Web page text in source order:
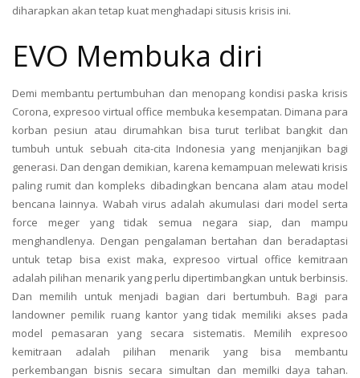
diharapkan akan tetap kuat menghadapi situsis krisis ini.
EVO Membuka diri
Demi membantu pertumbuhan dan menopang kondisi paska krisis
Corona, expresoo virtual office membuka kesempatan. Dimana para
korban pesiun atau dirumahkan bisa turut terlibat bangkit dan
tumbuh untuk sebuah cita-cita Indonesia yang menjanjikan bagi
generasi. Dan dengan demikian, karena kemampuan melewati krisis
paling rumit dan kompleks dibadingkan bencana alam atau model
bencana lainnya. Wabah virus adalah akumulasi dari model serta
force meger yang tidak semua negara siap, dan mampu
menghandlenya. Dengan pengalaman bertahan dan beradaptasi
untuk tetap bisa exist maka, expresoo virtual office kemitraan
adalah pilihan menarik yang perlu dipertimbangkan untuk berbinsis.
Dan memilih untuk menjadi bagian dari bertumbuh. Bagi para
landowner pemilik ruang kantor yang tidak memiliki akses pada
model pemasaran yang secara sistematis. Memilih expresoo
kemitraan adalah pilihan menarik yang bisa membantu
perkembangan bisnis secara simultan dan memilki daya tahan.